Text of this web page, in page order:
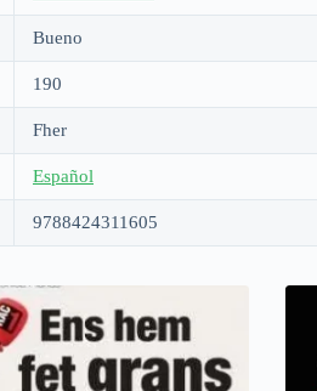
Bueno
190
Fher
Español
9788424311605